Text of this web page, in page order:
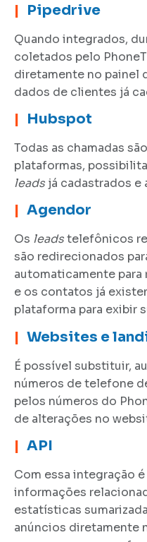
| Pipedrive
Quando integrados,
coletados pelo
diretamente no painel
dados de clientes já
| Hubspot
Todas as chamadas
plataformas,
leads já cadastrados e
| Agendor
Os leadstelefônicos
são redirecionados
automaticamente
e os contatos já
plataforma para exibir
| Websites e
É possível substituir,
números de telefone
pelos números do
de alterações no
| API
Com essa integração
informações
estatísticas
anúncios diretamente